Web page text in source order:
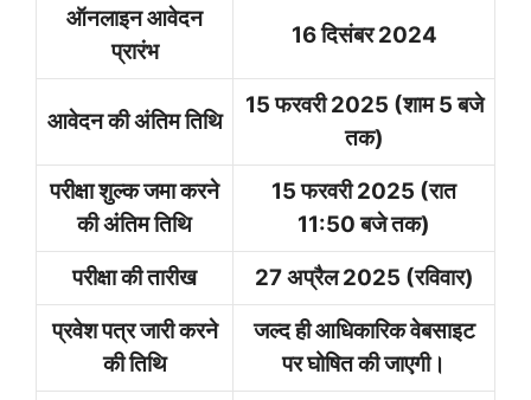
ऑनलाइन आवेदन
प्रारंभ
16 दिसंबर 2024
आवेदन की अंतिम तिथि
15 फरवरी 2025 (शाम 5 बजे
तक)
परीक्षा शुल्क जमा करने
की अंतिम तिथि
15 फरवरी 2025 (रात
11:50 बजे तक)
परीक्षा की तारीख
27 अप्रैल 2025 (रविवार)
प्रवेश पत्र जारी करने
की तिथि
जल्द ही आधिकारिक वेबसाइट
पर घोषित की जाएगी।